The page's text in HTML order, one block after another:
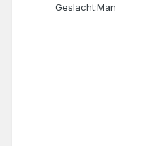
Geslacht:Man